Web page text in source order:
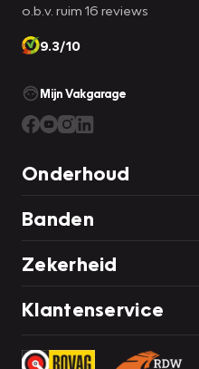
o.b.v. ruim 16 reviews
9.3/10
Mijn Vakgarage
Onderhoud
Banden
Zekerheid
Klantenservice